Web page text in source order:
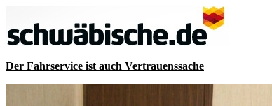
Der Fahrservice ist auch Vertrauenssache